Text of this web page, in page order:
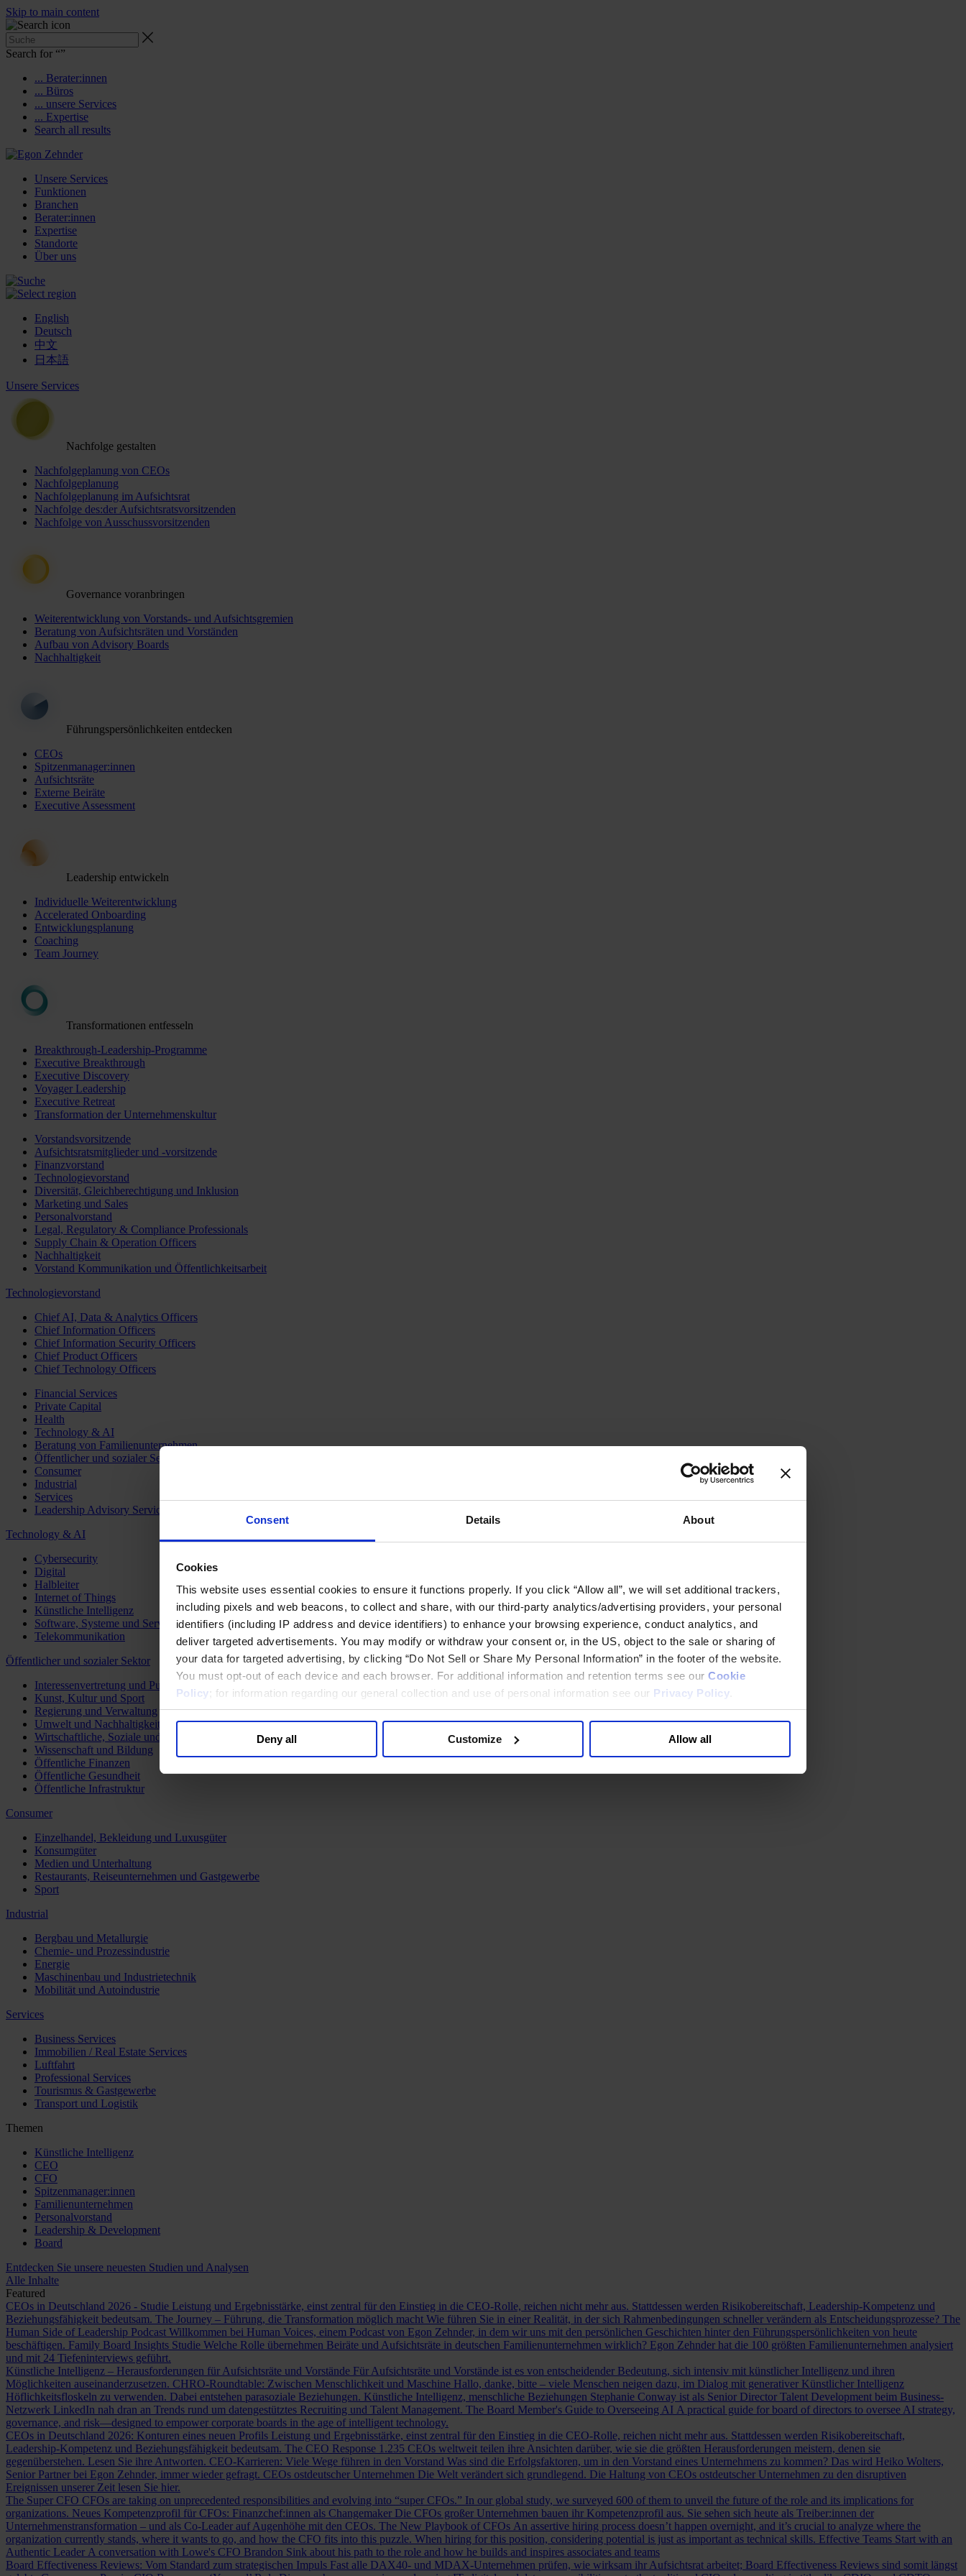
Consent Details About
Cookies
This website uses essential cookies to ensure it functions properly. If you click “Allow all”, we will set additional trackers,
including pixels and web beacons, to collect and share, with our third-party analytics/advertising providers, your personal
identifiers (including IP address and device identifiers) to enhance your browsing experience, conduct analytics, and
deliver targeted advertisements. You may modify or withdraw your consent or, in the US, object to the sale or sharing of
your data for targeted advertising, by clicking “Do Not Sell or Share My Personal Information” in the footer of the website.
You must opt-out of each device and each browser. For additional information and retention terms see our Cookie
Policy; for information regarding our general collection and use of personal information see our Privacy Policy
Deny all Customize Allow all
Skip to main content
Search for “”
... Berater:innen
... Büros
... unsere Services
... Expertise
Search all results
Unsere Services
Funktionen
Branchen
Berater:innen
Expertise
Standorte
Über uns
English
Deutsch
中文
日本語
Unsere Services
Nachfolge gestalten
Nachfolgeplanung von CEOs
Nachfolgeplanung
Nachfolgeplanung im Aufsichtsrat
Nachfolge des:der Aufsichtsratsvorsitzenden
Nachfolge von Ausschussvorsitzenden
Governance voranbringen
Weiterentwicklung von Vorstands- und Aufsichtsgremien
Beratung von Aufsichtsräten und Vorständen
Aufbau von Advisory Boards
Nachhaltigkeit
Führungspersönlichkeiten entdecken
CEOs
Spitzenmanager:innen
Aufsichtsräte
Externe Beiräte
Executive Assessment
Leadership entwickeln
Individuelle Weiterentwicklung
Accelerated Onboarding
Entwicklungsplanung
Coaching
Team Journey
Transformationen entfesseln
Breakthrough-Leadership-Programme
Executive Breakthrough
Executive Discovery
Voyager Leadership
Executive Retreat
Transformation der Unternehmenskultur
Vorstandsvorsitzende
Aufsichtsratsmitglieder und -vorsitzende
Finanzvorstand
Technologievorstand
Diversität, Gleichberechtigung und Inklusion
Marketing und Sales
Personalvorstand
Legal, Regulatory & Compliance Professionals
Supply Chain & Operation Officers
Nachhaltigkeit
Vorstand Kommunikation und Öffentlichkeitsarbeit
Technologievorstand
Chief AI, Data & Analytics Officers
Chief Information Officers
Chief Information Security Officers
Chief Product Officers
Chief Technology Officers
Financial Services
Private Capital
Health
Technology & AI
Beratung von Familienunternehmen
Öffentlicher und sozialer Sektor
Consumer
Industrial
Services
Leadership Advisory Services
Technology & AI
Cybersecurity
Digital
Halbleiter
Internet of Things
Künstliche Intelligenz
Software, Systeme und Services
Telekommunikation
Öffentlicher und sozialer Sektor
Interessenvertretung und Public Affairs
Kunst, Kultur und Sport
Regierung und Verwaltung
Umwelt und Nachhaltigkeit
Wirtschaftliche, Soziale und Humanitäre Entwicklung
Wissenschaft und Bildung
Öffentliche Finanzen
Öffentliche Gesundheit
Öffentliche Infrastruktur
Consumer
Einzelhandel, Bekleidung und Luxusgüter
Konsumgüter
Medien und Unterhaltung
Restaurants, Reiseunternehmen und Gastgewerbe
Sport
Industrial
Bergbau und Metallurgie
Chemie- und Prozessindustrie
Energie
Maschinenbau und Industrietechnik
Mobilität und Autoindustrie
Services
Business Services
Immobilien / Real Estate Services
Luftfahrt
Professional Services
Tourismus & Gastgewerbe
Transport und Logistik
Themen
Künstliche Intelligenz
CEO
CFO
Spitzenmanager:innen
Familienunternehmen
Personalvorstand
Leadership & Development
Board
Entdecken Sie unsere neuesten Studien und Analysen
Alle Inhalte
Featured
CEOs in Deutschland 2026 - Studie Leistung und Ergebnisstärke, einst zentral für den Einstieg in die CEO-Rolle, reichen nicht mehr aus. Stattdessen werden Risikobereitschaft, Leadership-Kompetenz und
Beziehungsfähigkeit bedeutsam. The Journey – Führung, die Transformation möglich macht Wie führen Sie in einer Realität, in der sich Rahmenbedingungen schneller verändern als Entscheidungsprozesse? The
Human Side of Leadership Podcast Willkommen bei Human Voices, einem Podcast von Egon Zehnder, in dem wir uns mit den persönlichen Geschichten hinter den Führungspersönlichkeiten von heute
beschäftigen. Family Board Insights Studie Welche Rolle übernehmen Beiräte und Aufsichtsräte in deutschen Familienunternehmen wirklich? Egon Zehnder hat die 100 größten Familienunternehmen analysiert
und mit 24 Tiefeninterviews geführt.
Künstliche Intelligenz – Herausforderungen für Aufsichtsräte und Vorstände Für Aufsichtsräte und Vorstände ist es von entscheidender Bedeutung, sich intensiv mit künstlicher Intelligenz und ihren
Möglichkeiten auseinanderzusetzen. CHRO-Roundtable: Zwischen Menschlichkeit und Maschine Hallo, danke, bitte – viele Menschen neigen dazu, im Dialog mit generativer Künstlicher Intelligenz
Höflichkeitsfloskeln zu verwenden. Dabei entstehen parasoziale Beziehungen. Künstliche Intelligenz, menschliche Beziehungen Stephanie Conway ist als Senior Director Talent Development beim Business-
Netzwerk LinkedIn nah dran an Trends rund um datengestütztes Recruiting und Talent Management. The Board Member's Guide to Overseeing AI A practical guide for board of directors to oversee AI strategy,
governance, and risk—designed to empower corporate boards in the age of intelligent technology.
CEOs in Deutschland 2026: Konturen eines neuen Profils Leistung und Ergebnisstärke, einst zentral für den Einstieg in die CEO-Rolle, reichen nicht mehr aus. Stattdessen werden Risikobereitschaft,
Leadership-Kompetenz und Beziehungsfähigkeit bedeutsam. The CEO Response 1.235 CEOs weltweit teilen ihre Ansichten darüber, wie sie die größten Herausforderungen meistern, denen sie
gegenüberstehen. Lesen Sie ihre Antworten. CEO-Karrieren: Viele Wege führen in den Vorstand Was sind die Erfolgsfaktoren, um in den Vorstand eines Unternehmens zu kommen? Das wird Heiko Wolters,
Senior Partner bei Egon Zehnder, immer wieder gefragt. CEOs ostdeutscher Unternehmen Die Welt verändert sich grundlegend. Die Haltung von CEOs ostdeutscher Unternehmen zu den disruptiven
Ereignissen unserer Zeit lesen Sie hier.
The Super CFO CFOs are taking on unprecedented responsibilities and evolving into “super CFOs.” In our global study, we surveyed 600 of them to unveil the future of the role and its implications for
organizations. Neues Kompetenzprofil für CFOs: Finanzchef:innen als Changemaker Die CFOs großer Unternehmen bauen ihr Kompetenzprofil aus. Sie sehen sich heute als Treiber:innen der
Unternehmenstransformation – und als Co-Leader auf Augenhöhe mit den CEOs. The New Playbook of CFOs An assertive hiring process doesn’t happen overnight, and it’s crucial to analyze where the
organization currently stands, where it wants to go, and how the CFO fits into this puzzle. When hiring for this position, considering potential is just as important as technical skills. Effective Teams Start with an
Authentic Leader A conversation with Lowe's CFO Brandon Sink about his path to the role and how he builds and inspires associates and teams
Board Effectiveness Reviews: Vom Standard zum strategischen Impuls Fast alle DAX40- und MDAX-Unternehmen prüfen, wie wirksam ihr Aufsichtsrat arbeitet; Board Effectiveness Reviews sind somit längst